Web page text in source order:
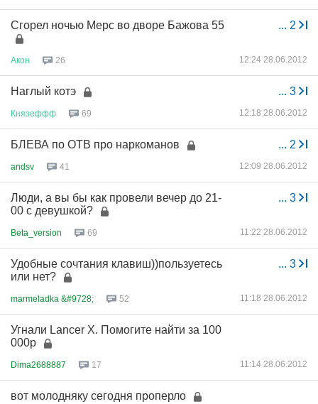
... 2
Сгорел ночью Мерс во дворе Бажова 55
Акон 26 12:24 28.06.2012
... 3
Наглый котэ
Князеффф 69 12:18 28.06.2012
... 2
БЛЕВА по ОТВ про наркоманов
andsv 41 12:09 28.06.2012
... 3
Люди, а вы бы как провели вечер до 21-
00 с девушкой?
Beta_version 69 11:22 28.06.2012
... 3
Удобные сочтания клавиш))пользуетесь
или нет?
marmeladka &#9728; 52 11:18 28.06.2012
Угнали Lancer X. Помогите найти за 100
000р
Dima2688887 17 11:14 28.06.2012
вот молодняку сегодня проперло